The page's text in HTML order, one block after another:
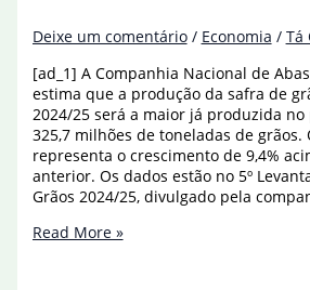
Deixe um comentário / Economia / Tá
[ad_1] A Companhia Nacional de
estima que a produção da safra de
2024/25 será a maior já produzida no
325,7 milhões de toneladas de grãos.
representa o crescimento de 9,4%
anterior. Os dados estão no 5º
Grãos 2024/25, divulgado pela
Conab
Read More »